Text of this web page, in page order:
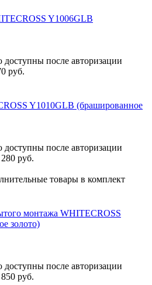
Y1006GLB
после авторизации
руб.
Y1010GLB (брашированное
после авторизации
руб.
товары в комплект
монтажа WHITECROSS
золото)
после авторизации
руб.